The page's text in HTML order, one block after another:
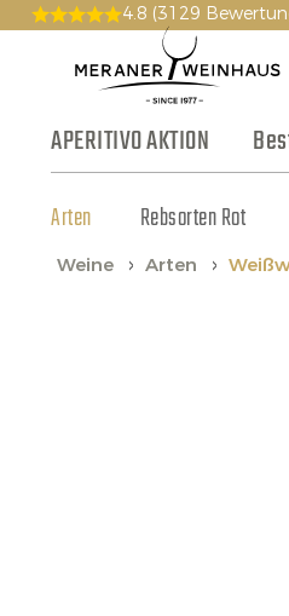
4.8 (3129
APERITIVO AKTION
Arten Rebsorten Rot
Bier & Cidre Fruchtsaft
Wurst & Aufschnitt Käse
Pakete Gutscheine
Geschichte Philosophie
Weine Arten